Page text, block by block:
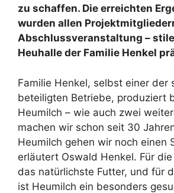
zu schaffen. Die erreichten
wurden allen
Abschlussveranstaltung –
Heuhalle der Familie Henkel
Familie Henkel, selbst einer der
beteiligten Betriebe, produziert
Heumilch – wie auch zwei
machen wir schon seit 30
Heumilch gehen wir noch einen
erläutert Oswald Henkel. Für
das natürlichste Futter, und für
ist Heumilch ein besonders